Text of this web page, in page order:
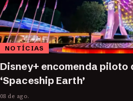
NOTÍCIAS
Disney+ encomenda piloto
‘Spaceship Earth’
08 de ago.